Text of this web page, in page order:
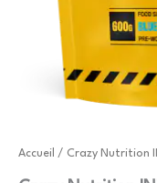
Accueil / Crazy Nutrition